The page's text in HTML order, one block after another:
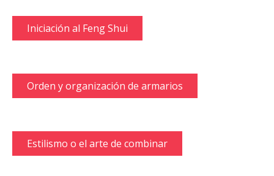
Iniciación al Feng Shui
Orden y organización de armarios
Estilismo o el arte de combinar